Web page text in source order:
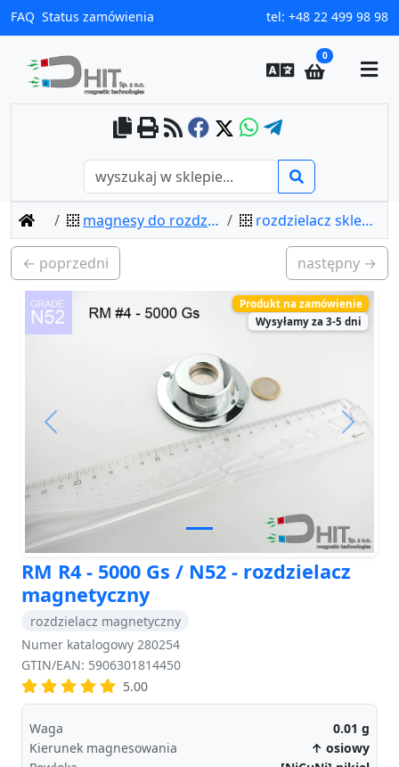
FAQ Status zamówienia tel: +48 22 499 98 98
0
home magnesy do rozdzielania (otwierania) klipsów rozdzielacz sklepowy rm r4 - 5000 gs / n52
← poprzedni następny →
Produkt na zamówienie
Wysyłamy za 3-5 dni
Previous Next
RM R4 - 5000 Gs / N52 - rozdzielacz
magnetyczny
rozdzielacz magnetyczny
Numer katalogowy 280254
GTIN/EAN: 5906301814450
5.00
Waga 0.01 g
Kierunek magnesowania
↑ osiowy